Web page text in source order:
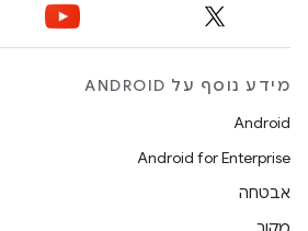
מידע נוסף על ANDROID
Android
Android for Enterprise
אבטחה